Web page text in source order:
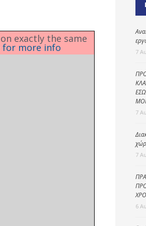
Δημοτική
αστυνομία
exactly the same
for more info 7
7
7
6